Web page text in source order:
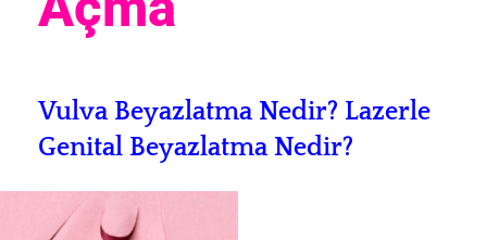
Vulva Beyazlatma Nedir? Lazerle
Genital Beyazlatma Nedir?